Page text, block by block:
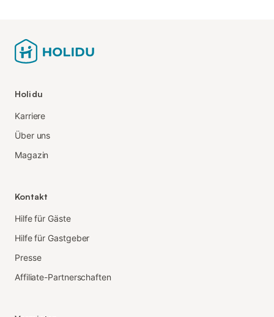
Holidu
Karriere
Über uns
Magazin
Kontakt
Hilfe für Gäste
Hilfe für Gastgeber
Presse
Affiliate-Partnerschaften